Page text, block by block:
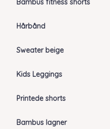
Bambus fitness shorts
Hårbånd
Sweater beige
Kids Leggings
Printede shorts
Bambus lagner